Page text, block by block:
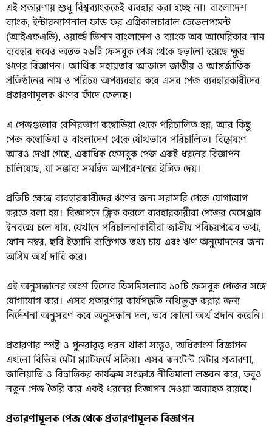
এই প্রতারণায় শুধু বিশ্বব্যাংককেই ব্যবহার করা হচ্ছে না। বাংলাদেশ
ব্যাংক, ইন্টারন্যাশনাল ফান্ড ফর এগ্রিকালচারাল ডেভেলপমেন্ট
(আইএফএডি), ওয়ার্ল্ড ভিশন বাংলাদেশ ও ব্যাংক অব আমেরিকার নাম
ব্যবহার করেও অন্তত ২৬টি ফেসবুক পেজ থেকে ছড়ানো হয়েছে ক্ষুদ্র
ঋণের বিজ্ঞাপন। আর্থিক সহায়তার আড়ালে জাতীয় ও আন্তর্জাতিক
প্রতিষ্ঠানের নাম ও পরিচয় অপব্যবহার করে এসব পেজ ব্যবহারকারীদের
প্রতারণামূলক ঋণের ফাঁদে ফেলছে।
এ পেজগুলোর বেশিরভাগ কম্বোডিয়া থেকে পরিচালিত হয়, আর কিছু
পেজ কম্বোডিয়া ও বাংলাদেশ থেকে যৌথভাবে পরিচালিত। বিশ্লেষণে
আরও দেখা গেছে, একাধিক ফেসবুক পেজ একই ধরনের বিজ্ঞাপন
চালিয়েছে, যা সম্ভাব্য সমন্বিত অপারেশনের ইঙ্গিত দেয়।
প্রতিটি ক্ষেত্রে ব্যবহারকারীদের ঋণের জন্য সরাসরি পেজে যোগাযোগ
করতে বলা হয়। বিজ্ঞাপনে ক্লিক করলে ব্যবহারকারীরা পেজের মেসেঞ্জার
ইনবক্সে চলে যায়, যেখানে পরিচালনাকারীরা জাতীয় পরিচয়পত্রের তথ্য,
ফোন নম্বর, ছবি ইত্যাদি ব্যক্তিগত তথ্য চায় এবং ঋণ অনুমোদনের জন্য
অগ্রিম অর্থ দাবি করে।
এই অনুসন্ধানের অংশ হিসেবে ডিসমিসল্যাব ১০টি ফেসবুক পেজের সঙ্গে
যোগাযোগ করে। এসব প্রতারণার কার্যপদ্ধতি নথিভুক্ত করার জন্য
নির্দেশনা অনুসরণ করে অনুসন্ধান দল, তবে কোনো অর্থ প্রদান করেনি।
প্রতারণার স্পষ্ট ও পুনরাবৃত্ত ধরন থাকা সত্ত্বেও, অধিকাংশ বিজ্ঞাপন
এখনো বিভিন্ন মেটা প্ল্যাটফর্মে সক্রিয়। এসব কনটেন্ট মেটার প্রতারণা,
জালিয়াতি ও বিভ্রান্তিকর কার্যক্রম সংক্রান্ত নীতিমালা লঙ্ঘন করে, তবুও
নতুন পেজ তৈরি করে একই ধরনের বিজ্ঞাপন দেওয়া অব্যাহত রয়েছে।
প্রতারণামূলক পেজ থেকে প্রতারণামূলক বিজ্ঞাপন